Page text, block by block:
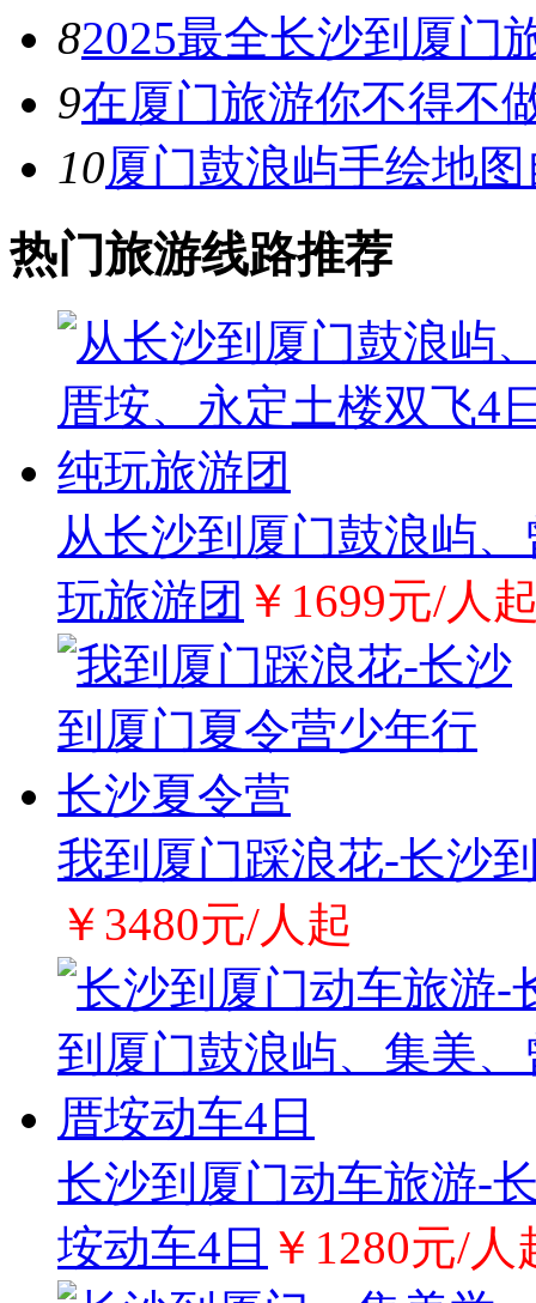
82025最全长沙到厦门
9在厦门旅游你不得不
10厦门鼓浪屿手绘地
热门旅游线路推荐
从长沙到厦门鼓浪屿
玩旅游团 ￥1699元/人
我到厦门踩浪花-长沙
￥3480元/人起
长沙到厦门动车旅游-
垵动车4日 ￥1280元/人